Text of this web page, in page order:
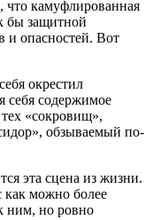
что камуфлированная
бы защитной
и опасностей. Вот
окрестил
себя содержимое
«сокровищ»,
обзываемый по-
эта сцена из жизни.
как можно более
ним, но ровно